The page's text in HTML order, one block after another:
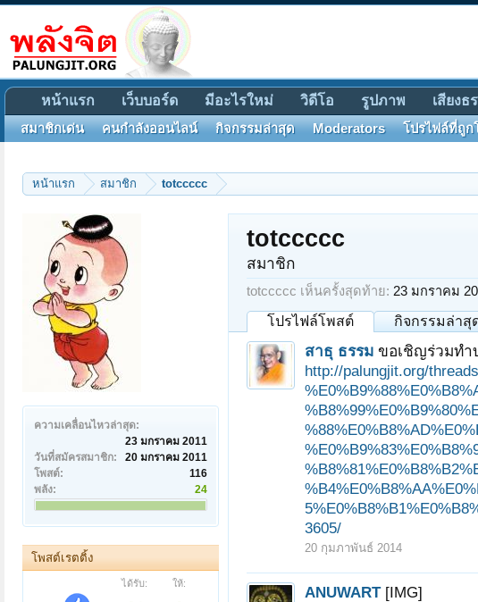
หน้าแรก สมาชิก totccccc
ความเคลื่อนไหวล่าสุด:
23 มกราคม 2011
วันที่สมัครสมาชิก:
20 มกราคม 2011
โพสต์:
116
พลัง:
24
โพสต์เรตติ้ง
ได้รับ: ให้:
totccccc
สมาชิก
totccccc เห็นครั้งสุดท้าย: 23 มกราคม
โปรไฟล์โพสต์ กิจกรรมล่าสุ
สาธุ ธรรม ขอเชิญร่วมทำ
http://palungjit.org/
3605/
20 กุมภาพันธ์ 2014
ANUWART [IMG]
หน้าแรก เว็บบอร์ด มีอะไรใหม่ วิดีโอ รูปภาพ เสียงธ
สมาชิกเด่น คนกำลังออนไลน์ กิจกรรมล่าสุด Moderators โปรไฟล์ที่ถู